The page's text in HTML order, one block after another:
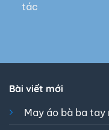
tác
Bài viết mới
May áo bà ba tay